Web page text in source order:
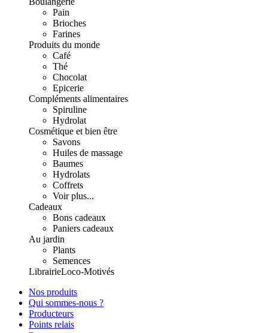
Pain
Brioches
Farines
Produits du monde
Café
Thé
Chocolat
Epicerie
Compléments alimentaires
Spiruline
Hydrolat
Cosmétique et bien être
Savons
Huiles de massage
Baumes
Hydrolats
Coffrets
Voir plus...
Cadeaux
Bons cadeaux
Paniers cadeaux
Au jardin
Plants
Semences
LibrairieLoco-Motivés
Nos produits
Qui sommes-nous ?
Producteurs
Points relais